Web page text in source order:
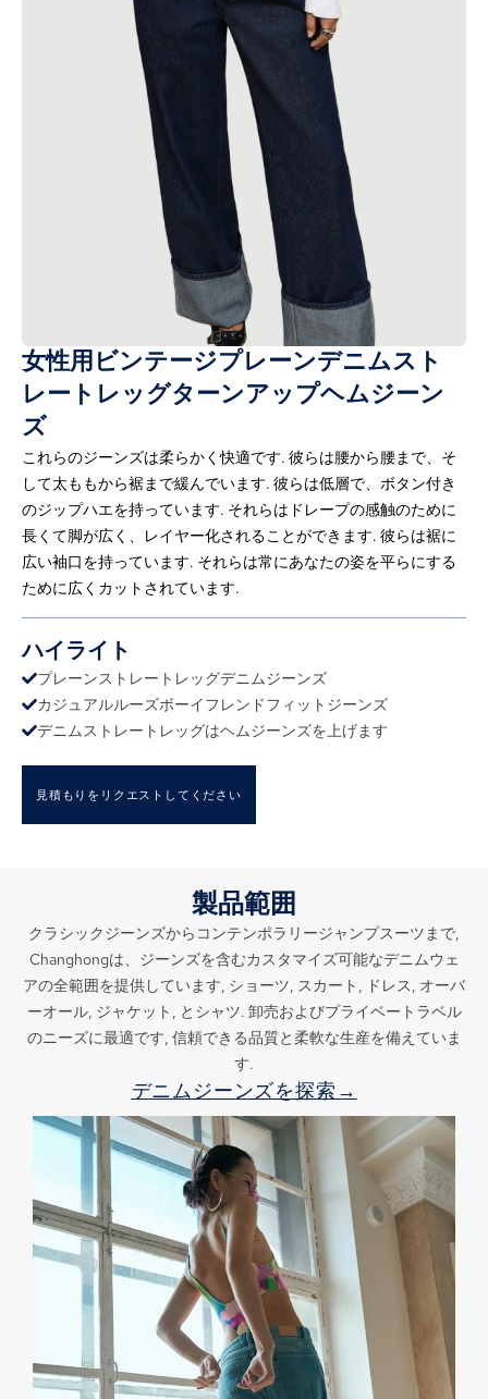
女性用ビンテージプレーンデニムスト
レートレッグターンアップヘムジーン
ズ
これらのジーンズは柔らかく快適です. 彼らは腰から腰まで、そ
して太ももから裾まで緩んでいます. 彼らは低層で、ボタン付き
のジップハエを持っています. それらはドレープの感触のために
長くて脚が広く、レイヤー化されることができます. 彼らは裾に
広い袖口を持っています. それらは常にあなたの姿を平らにする
ために広くカットされています.
ハイライト
プレーンストレートレッグデニムジーンズ
カジュアルルーズボーイフレンドフィットジーンズ
デニムストレートレッグはヘムジーンズを上げます
見積もりをリクエストしてください
製品範囲
クラシックジーンズからコンテンポラリージャンプスーツまで,
Changhongは、ジーンズを含むカスタマイズ可能なデニムウェ
アの全範囲を提供しています, ショーツ, スカート, ドレス, オーバ
ーオール, ジャケット, とシャツ. 卸売およびプライベートラベル
のニーズに最適です, 信頼できる品質と柔軟な生産を備えていま
す.
デニムジーンズを探索→